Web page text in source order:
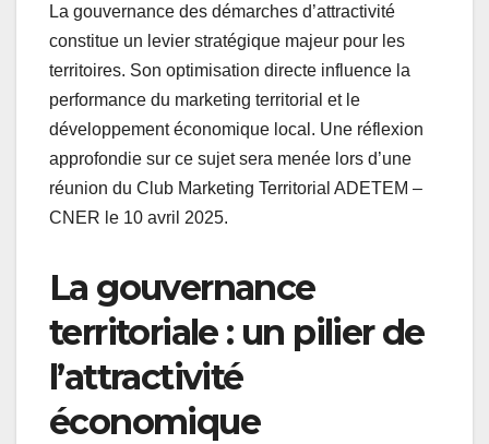
La gouvernance des démarches d’attractivité
constitue un levier stratégique majeur pour les
territoires. Son optimisation directe influence la
performance du marketing territorial et le
développement économique local. Une réflexion
approfondie sur ce sujet sera menée lors d’une
réunion du Club Marketing Territorial ADETEM –
CNER le 10 avril 2025.
La gouvernance
territoriale : un pilier de
l’attractivité
économique